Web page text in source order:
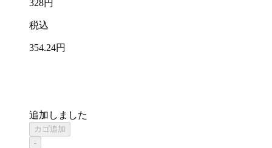
328円
税込
354.24円
追加しました
カゴ追加
-